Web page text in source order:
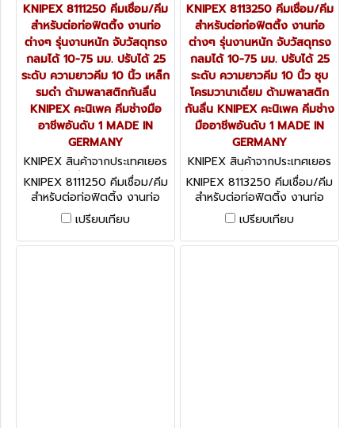
KNIPEX 8111250 คีมเชื่อม/คีม
สำหรับต่อท่อฟิตติ้ง งานท่อ
ต่างๆ รุ่นงานหนัก จับวัสดุทรง
กลมได้ 10-75 มม. ปรับได้ 25
ระดับ ความยาวคีม 10 นิ้ว เหล็ก
รมดำ ด้ามพลาสติกกันลื่น
KNIPEX คะนิเพค คีมช่างมือ
อาชีพอันดับ 1 MADE IN
GERMANY
KNIPEX สินค้าจากประเทศเยอร
มนี 8111250
KNIPEX 8111250 คีมเชื่อม/คีม
สำหรับต่อท่อฟิตติ้ง งานท่อ
ต่างๆ รุ่นงานหนัก จับวัสดุทรง
กลมได้ 10-75 มม. ปรับได้ 25
ระดับ ความยาวคีม 10 นิ้ว เหล็ก
เปรียบเทียบ
KNIPEX 8113250 คีมเชื่อม/คีม
สำหรับต่อท่อฟิตติ้ง งานท่อ
ต่างๆ รุ่นงานหนัก จับวัสดุทรง
กลมได้ 10-75 มม. ปรับได้ 25
ระดับ ความยาวคีม 10 นิ้ว ชุบ
โครมวานาเดี่ยม ด้ามพลาสติก
กันลื่น KNIPEX คะนิเพค คีมช่าง
มืออาชีพอันดับ 1 MADE IN
GERMANY
KNIPEX สินค้าจากประเทศเยอร
มนี 8113250
KNIPEX 8113250 คีมเชื่อม/คีม
สำหรับต่อท่อฟิตติ้ง งานท่อ
ต่างๆ รุ่นงานหนัก จับวัสดุทรง
กลมได้ 10-75 มม. ปรับได้ 25
ระดับ ความยาวคีม 10 นิ้ว ชุบ
เปรียบเทียบ